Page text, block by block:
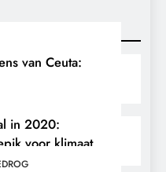
van Ceuta:
in 2020:
voor klimaat